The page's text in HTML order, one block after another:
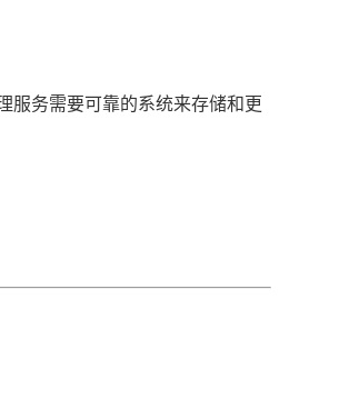
服务需要可靠的系统来存储和更